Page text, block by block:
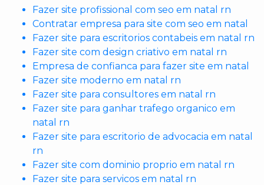
Fazer site profissional com seo em natal rn
Contratar empresa para site com seo em natal
Fazer site para escritorios contabeis em natal rn
Fazer site com design criativo em natal rn
Empresa de confianca para fazer site em natal
Fazer site moderno em natal rn
Fazer site para consultores em natal rn
Fazer site para ganhar trafego organico em
natal rn
Fazer site para escritorio de advocacia em natal
rn
Fazer site com dominio proprio em natal rn
Fazer site para servicos em natal rn